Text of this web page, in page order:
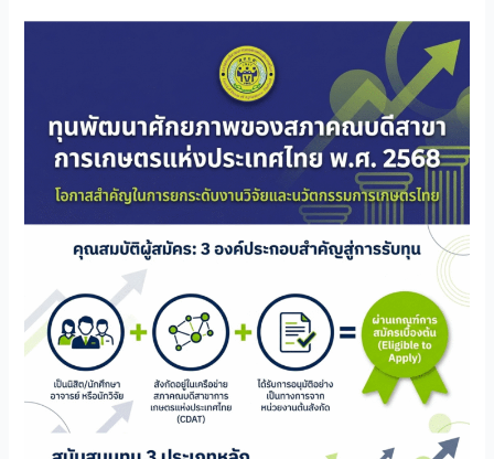
การเกษตร
แห่ง
ประเทศไทย
รับ
พัฒนา
ศักยภาพ
สำหรับ
นิสิต/
นักศึกษา
อาจารย์